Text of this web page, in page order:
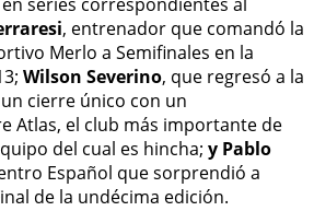
, entrenador que comandó la
Merlo a Semifinales en la
Wilson Severino, que regresó a la
cierre único con un
Atlas, el club más importante de
del cual es hincha; y Pablo
Español que sorprendió a
de la undécima edición.